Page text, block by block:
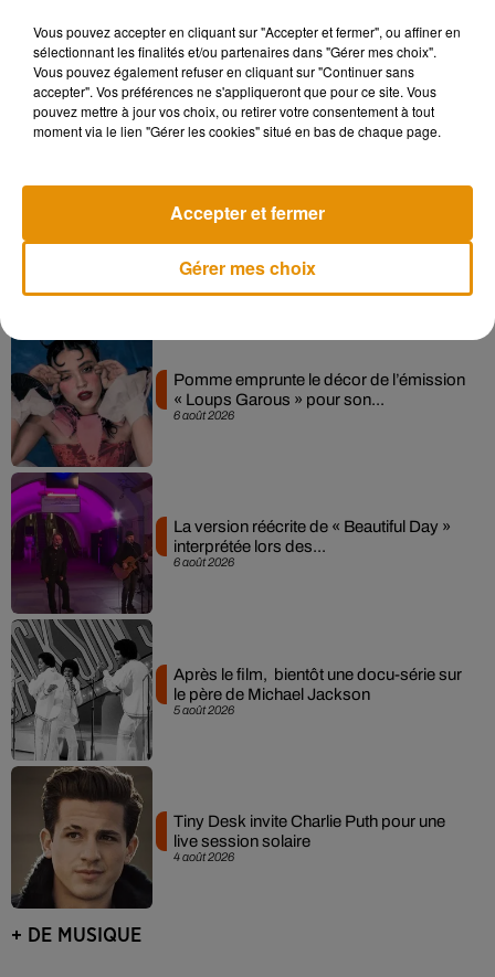
7 août 2026
Madonna sort enfin le remix de « Love
Sensation » avec Kylie Minogue
7 août 2026
6 août 2026
Pomme emprunte le décor de l’émission
« Loups Garous » pour son...
6 août 2026
La version réécrite de « Beautiful Day »
interprétée lors des...
5 août 2026
Après le film, bientôt une docu-série sur
le père de Michael Jackson
4 août 2026
Tiny Desk invite Charlie Puth pour une
live session solaire
+ DE MUSIQUE
Vous pouvez accepter en cliquant sur "Accepter et fermer", ou affiner en
sélectionnant les finalités et/ou partenaires dans "Gérer mes choix".
Vous pouvez également refuser en cliquant sur "Continuer sans
accepter". Vos préférences ne s'appliqueront que pour ce site. Vous
pouvez mettre à jour vos choix, ou retirer votre consentement à tout
moment via le lien "Gérer les cookies" situé en bas de chaque page.
Gérer mes choix
Accepter et fermer